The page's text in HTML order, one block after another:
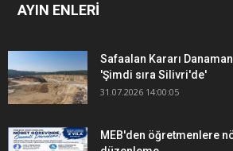
AYIN ENLERİ
Safaalan Kararı
'Şimdi sıra Silivri'de'
31.07.2026 14:00:05
MEB'den öğretmenlere